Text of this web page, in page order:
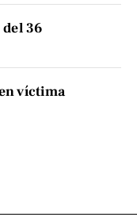
36
víctima